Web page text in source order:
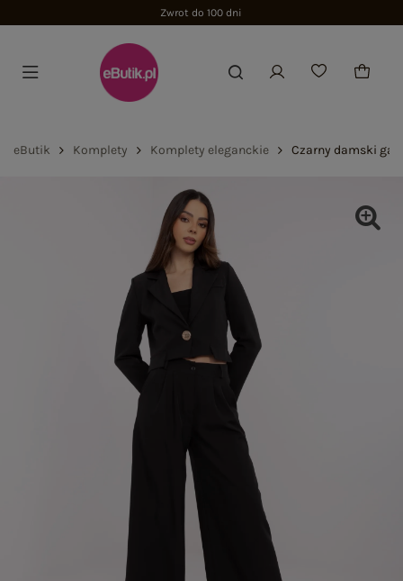
Zwrot do 100 dni
eButik Komplety Komplety eleganckie Czarny damski